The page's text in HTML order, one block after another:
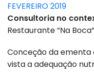
FEVEREIRO 2019
Consultoria no
Restaurante “Na Boca”
Conceção da
vista a adequação